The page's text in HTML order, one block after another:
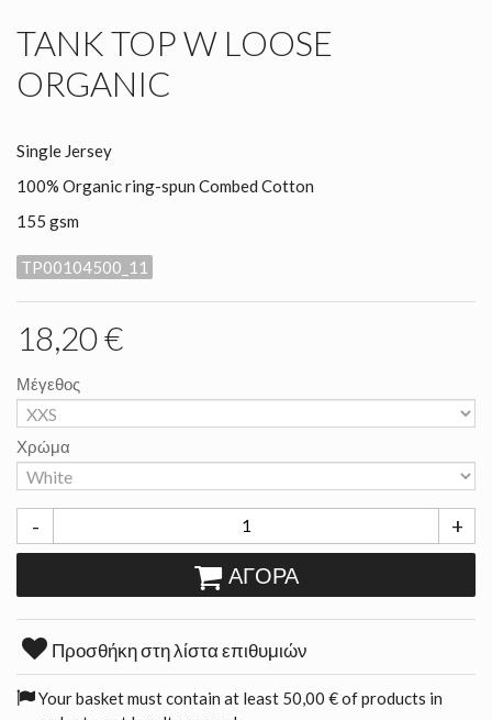
TANK TOP W LOOSE
ORGANIC
Single Jersey
100% Organic ring-spun Combed Cotton
155 gsm
TP00104500_11
18,20 €
Μέγεθος
Χρώμα
- +
ΑΓΟΡΆ
Προσθήκη στη λίστα επιθυμιών
Your basket must contain at least 50,00 € of products in